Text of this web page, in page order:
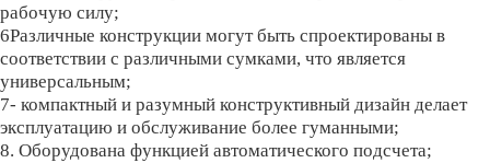
рабочую силу;
6Различные конструкции могут быть спроектированы в
соответствии с различными сумками, что является
универсальным;
7- компактный и разумный конструктивный дизайн делает
эксплуатацию и обслуживание более гуманными;
8. Оборудована функцией автоматического подсчета;